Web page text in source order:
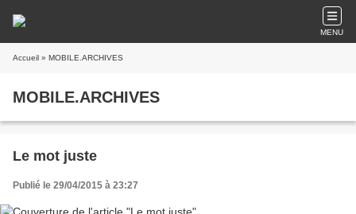
MENU
Accueil » MOBILE.ARCHIVES
MOBILE.ARCHIVES
Le mot juste
Publié le 29/04/2015 à 23:27